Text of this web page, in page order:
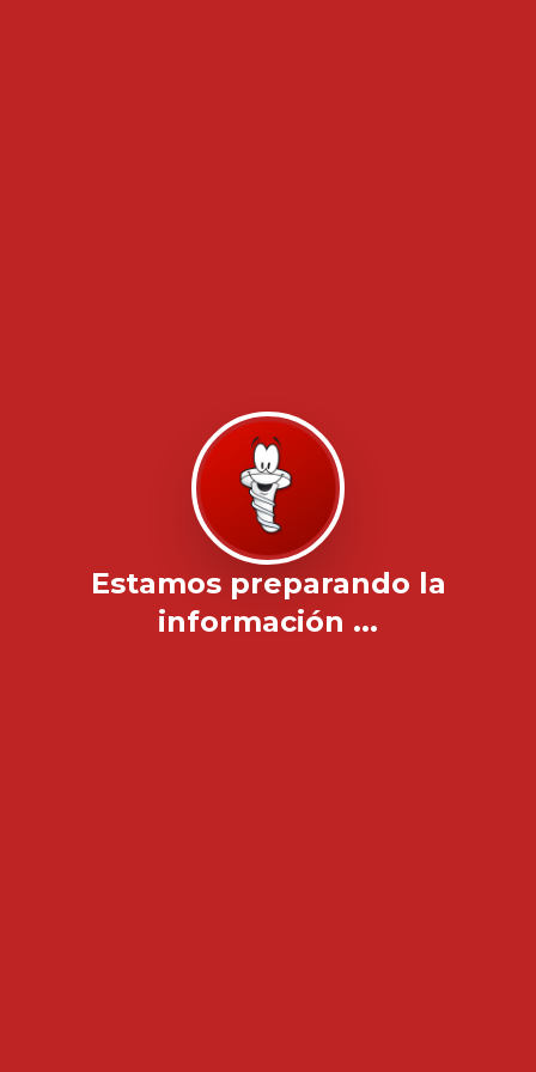
Estamos preparando la
información ...